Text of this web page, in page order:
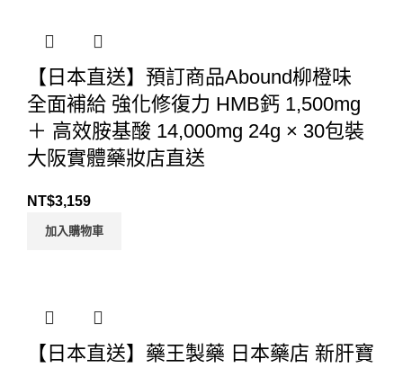
【日本直送】預訂商品Abound柳橙味
全面補給 強化修復力 HMB鈣 1,500mg
＋ 高效胺基酸 14,000mg 24g × 30包裝
大阪實體藥妝店直送
NT$3,159
加入購物車
【日本直送】藥王製藥 日本藥店 新肝寶